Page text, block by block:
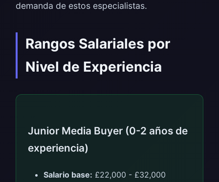
demanda de estos especialistas.
Rangos Salariales por
Nivel de Experiencia
Junior Media Buyer (0-2 años de
experiencia)
Salario base: £22,000 - £32,000